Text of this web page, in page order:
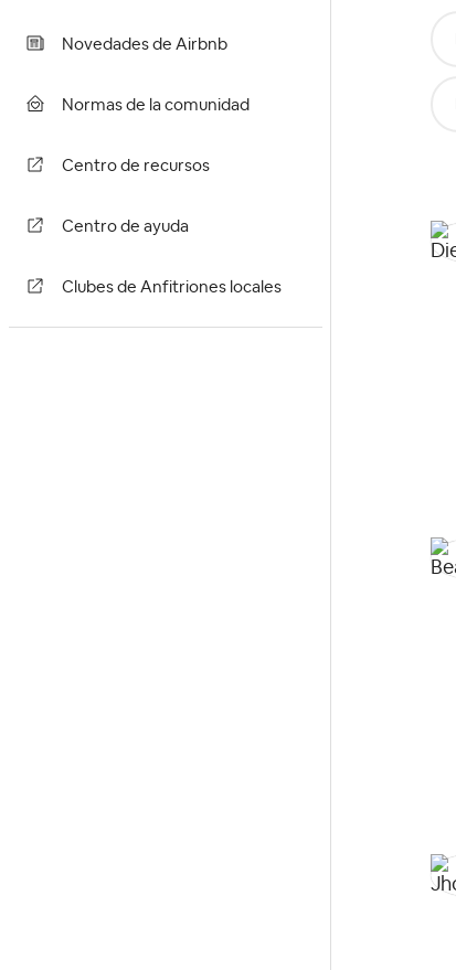
Novedades de Airbnb
Normas de la comunidad
Centro de recursos
Centro de ayuda
Clubes de Anfitriones locales